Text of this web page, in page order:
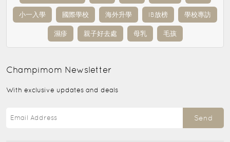
小一入學 國際學校 海外升學 IB放榜 學校專訪
濕疹 親子好去處 母乳 毛孩
Champimom Newsletter
With exclusive updates and deals
Send